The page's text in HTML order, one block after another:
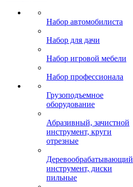
Набор автомобилиста
Набор для дачи
Набор игровой мебели
Набор профессионала
Грузоподъемное
оборудование
Абразивный, зачистной
инструмент, круги
отрезные
Деревообрабатывающий
инструмент, диски
пильные